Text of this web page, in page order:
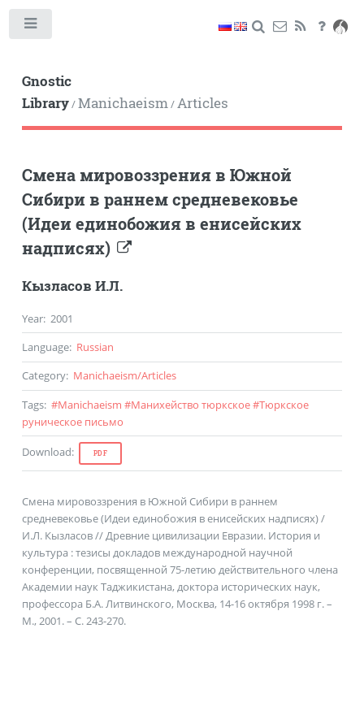
Gnostic
Library/Manichaeism/Articles
Смена мировоззрения в Южной
Сибири в раннем средневековье
(Идеи единобожия в енисейских
надписях)
Кызласов И.Л.
Year: 2001
Language: Russian
Category: Manichaeism/Articles
Tags: #Manichaeism #Манихейство тюркское#Тюркское
руническое письмо
Download: PDF
Смена мировоззрения в Южной Сибири в раннем
средневековье (Идеи единобожия в енисейских надписях) /
И.Л. Кызласов // Древние цивилизации Евразии. История и
культура : тезисы докладов международной научной
конференции, посвященной 75-летию действительного члена
Академии наук Таджикистана, доктора исторических наук,
профессора Б.А. Литвинского, Москва, 14-16 октября 1998 г. –
М., 2001. – С. 243-270.